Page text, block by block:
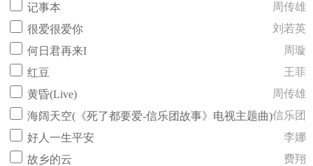
记事本
周传雄
很爱很爱你
刘若英
何日君再来I
周璇
红豆
王菲
黄昏(Live)
周传雄
海阔天空(《死了都要爱-信乐团故事》电视主题曲)信乐团
好人一生平安
李娜
故乡的云
费翔